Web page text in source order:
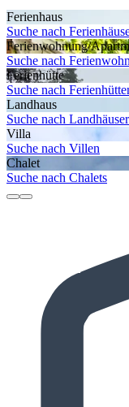
Ferienhaus
Suche nach
Ferienwohnung/
Suche nach
Ferienhütte
Suche nach
Landhaus
Suche nach
Villa
Suche nach Villen
Chalet
Suche nach Chalets